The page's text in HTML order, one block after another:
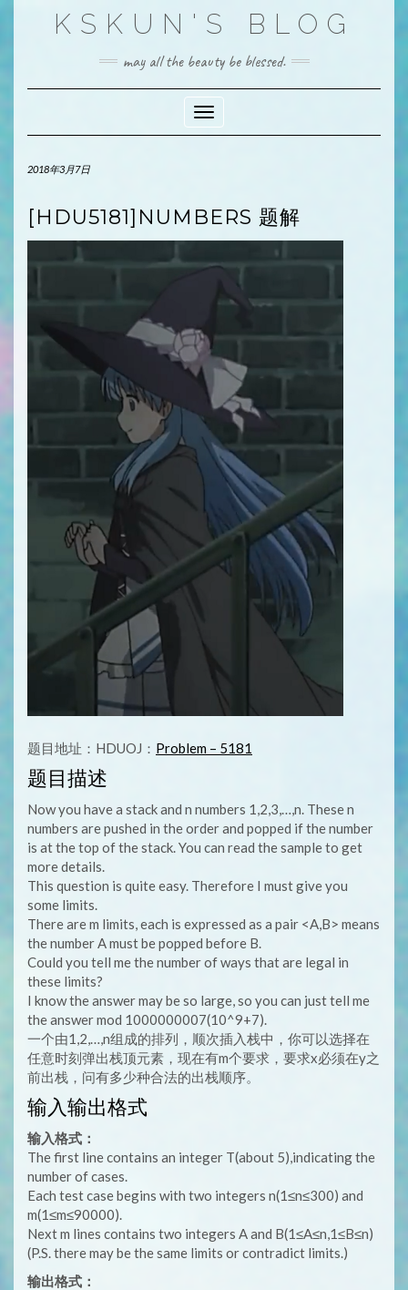
KSKUN'S BLOG
may all the beauty be blessed.
Toggle Navigation
2018年3月7日
[HDU5181]NUMBERS 题解
题目地址：HDUOJ： Problem – 5181
题目描述
Now you have a stack and n numbers 1,2,3,…,n. These n
numbers are pushed in the order and popped if the number
is at the top of the stack. You can read the sample to get
more details.
This question is quite easy. Therefore I must give you
some limits.
There are m limits, each is expressed as a pair <A,B> means
the number A must be popped before B.
Could you tell me the number of ways that are legal in
these limits?
I know the answer may be so large, so you can just tell me
the answer mod 1000000007(10^9+7).
一个由1,2,…,n组成的排列，顺次插入栈中，你可以选择在
任意时刻弹出栈顶元素，现在有m个要求，要求x必须在y之
前出栈，问有多少种合法的出栈顺序。
输入输出格式
输入格式：
The first line contains an integer T(about 5),indicating the
number of cases.
Each test case begins with two integers n(1≤n≤300) and
m(1≤m≤90000).
Next m lines contains two integers A and B(1≤A≤n,1≤B≤n)
(P.S. there may be the same limits or contradict limits.)
输出格式：